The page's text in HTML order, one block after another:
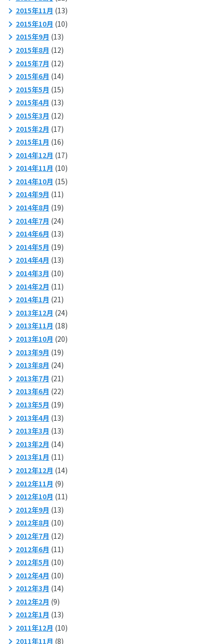
2015年11月 (13)
2015年10月 (10)
2015年9月 (13)
2015年8月 (12)
2015年7月 (12)
2015年6月 (14)
2015年5月 (15)
2015年4月 (13)
2015年3月 (12)
2015年2月 (17)
2015年1月 (16)
2014年12月 (17)
2014年11月 (10)
2014年10月 (15)
2014年9月 (11)
2014年8月 (19)
2014年7月 (24)
2014年6月 (13)
2014年5月 (19)
2014年4月 (13)
2014年3月 (10)
2014年2月 (11)
2014年1月 (21)
2013年12月 (24)
2013年11月 (18)
2013年10月 (20)
2013年9月 (19)
2013年8月 (24)
2013年7月 (21)
2013年6月 (22)
2013年5月 (19)
2013年4月 (13)
2013年3月 (13)
2013年2月 (14)
2013年1月 (11)
2012年12月 (14)
2012年11月 (9)
2012年10月 (11)
2012年9月 (13)
2012年8月 (10)
2012年7月 (12)
2012年6月 (11)
2012年5月 (10)
2012年4月 (10)
2012年3月 (14)
2012年2月 (9)
2012年1月 (13)
2011年12月 (10)
2011年11月 (8)